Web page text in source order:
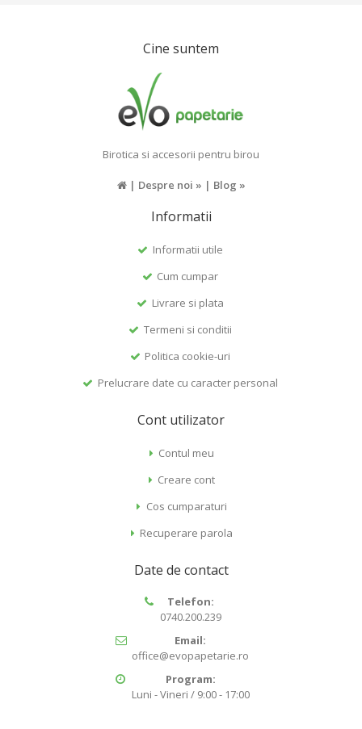
Cine suntem
Birotica si accesorii pentru birou
| Despre noi » | Blog »
Informatii
Informatii utile
Cum cumpar
Livrare si plata
Termeni si conditii
Politica cookie-uri
Prelucrare date cu caracter personal
Cont utilizator
Contul meu
Creare cont
Cos cumparaturi
Recuperare parola
Date de contact
Telefon:
0740.200.239
Email:
office@evopapetarie.ro
Program:
Luni - Vineri / 9:00 - 17:00